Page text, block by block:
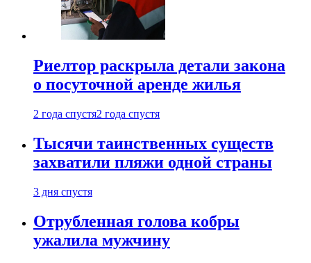
Риелтор раскрыла детали закона
о посуточной аренде жилья
2 года спустя2 года спустя
Тысячи таинственных существ
захватили пляжи одной страны
3 дня спустя
Отрубленная голова кобры
ужалила мужчину